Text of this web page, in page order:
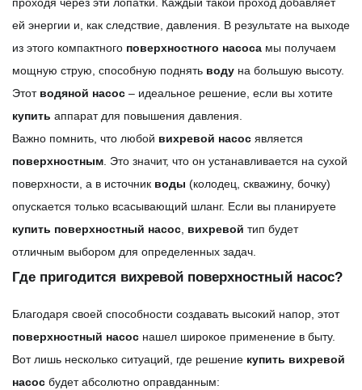
ей энергии и, как следствие, давления. В результате на выходе
из этого компактного поверхностного насоса мы получаем
мощную струю, способную поднять воду на большую высоту.
Этот водяной насос – идеальное решение, если вы хотите
купить аппарат для повышения давления.
Важно помнить, что любой вихревой насос является
поверхностным . Это значит, что он устанавливается на сухой
поверхности, а в источник воды (колодец, скважину, бочку)
опускается только всасывающий шланг. Если вы планируете
купить поверхностный насос вихревой тип будет
отличным выбором для определенных задач.
Где пригодится вихревой поверхностный насос?
Благодаря своей способности создавать высокий напор, этот
поверхностный насос нашел широкое применение в быту.
Вот лишь несколько ситуаций, где решение купить вихревой
насос будет абсолютно оправданным: